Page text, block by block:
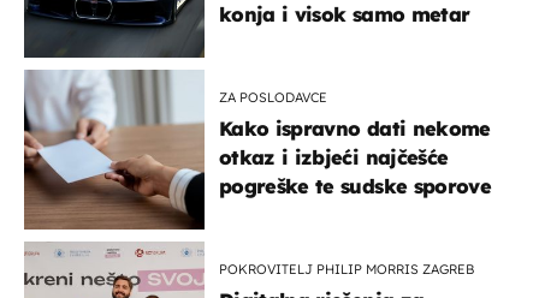
konja i visok samo metar
ZA POSLODAVCE
Kako ispravno dati nekome
otkaz i izbjeći najčešće
pogreške te sudske sporove
POKROVITELJ PHILIP MORRIS ZAGREB